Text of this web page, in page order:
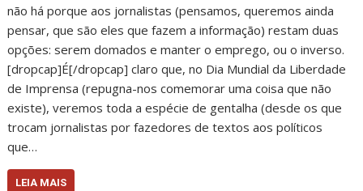
não há porque aos jornalistas (pensamos, queremos ainda
pensar, que são eles que fazem a informação) restam duas
opções: serem domados e manter o emprego, ou o inverso.
[dropcap]É[/dropcap] claro que, no Dia Mundial da Liberdade
de Imprensa (repugna-nos comemorar uma coisa que não
existe), veremos toda a espécie de gentalha (desde os que
trocam jornalistas por fazedores de textos aos políticos
que…
LEIA MAIS